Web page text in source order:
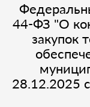
44-ФЗ "О
закупок
28.12.2025